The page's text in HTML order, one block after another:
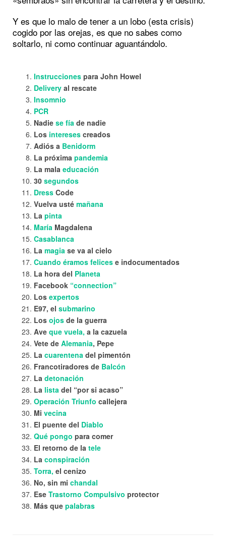
Y es que lo malo de tener a un lobo (esta crisis)
cogido por las orejas, es que no sabes como
soltarlo, ni como continuar aguantándolo.
Instrucciones para John Howel
Delivery al rescate
Insomnio
PCR
Nadie se fía de nadie
Los intereses creados
Adiós a Benidorm
La próxima pandemia
La mala educación
30 segundos
Dress Code
Vuelva usté mañana
La pinta
María Magdalena
Casablanca
La magia se va al cielo
Cuando éramos felices e indocumentados
La hora del Planeta
Facebook “connection”
Los expertos
E97, el submarino
Los ojos de la guerra
Ave que vuela, a la cazuela
Vete de Alemania, Pepe
La cuarentena del pimentón
Francotiradores de Balcón
La detonación
La lista del “por si acaso”
Operación Triunfo callejera
Mi vecina
El puente del Diablo
Qué pongo para comer
El retorno de la tele
La conspiración
Torra, el cenizo
No, sin mi chandal
Ese Trastorno Compulsivo protector
Más que palabras